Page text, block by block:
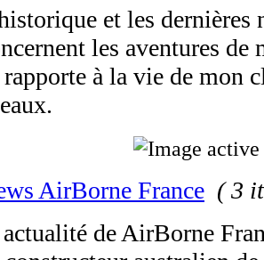
et les dernières
les aventures
rapporte à la vie de mon
AirBorne France ( 3
de AirBorne